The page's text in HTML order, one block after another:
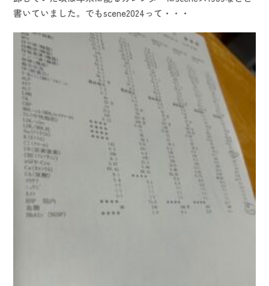
書いていました。でもscene2024って・・・